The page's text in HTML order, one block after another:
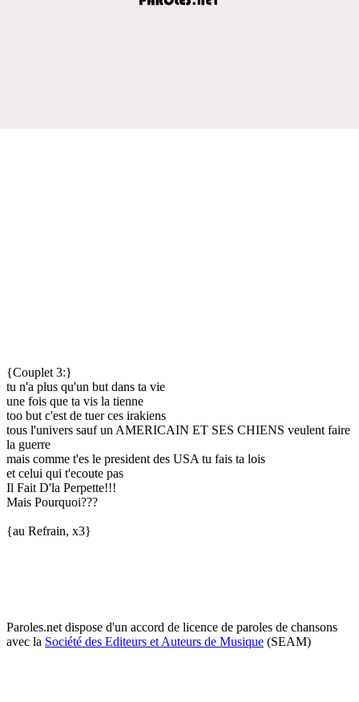
{Couplet 3:}
tu n'a plus qu'un but dans ta vie
une fois que ta vis la tienne
too but c'est de tuer ces irakiens
tous l'univers sauf un AMERICAIN ET SES CHIENS veulent faire
la guerre
mais comme t'es le president des USA tu fais ta lois
et celui qui t'ecoute pas
Il Fait D'la Perpette!!!
Mais Pourquoi???
{au Refrain, x3}
Paroles.net dispose d'un accord de licence de paroles de chansons
avec la Société des Editeurs et Auteurs de Musique (SEAM)